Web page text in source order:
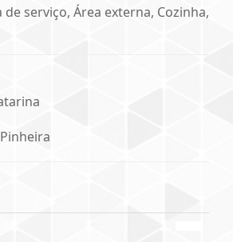
serviço, Área externa, Cozinha,